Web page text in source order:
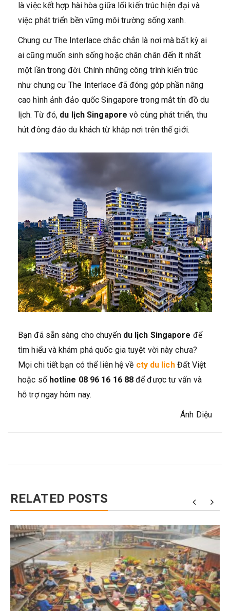
là việc kết hợp hài hòa giữa lối kiến trúc hiện đại và
việc phát triển bền vững môi trường sống xanh.
Chung cư The Interlace chắc chắn là nơi mà bất kỳ ai
ai cũng muốn sinh sống hoặc chân chân đến ít nhất
một lần trong đời. Chính những công trình kiến trúc
như chung cư The Interlace đã đóng góp phần nâng
cao hình ảnh đảo quốc Singapore trong mắt tín đồ du
lịch. Từ đó, du lịch Singapore vô cùng phát triển, thu
hút đông đảo du khách từ khắp nơi trên thế giới.
Bạn đã sẵn sàng cho chuyến du lịch Singapore để
tìm hiểu và khám phá quốc gia tuyệt vời này chưa?
Mọi chi tiết bạn có thể liên hệ về cty du lichĐất Việt
hoặc số hotline 08 96 16 16 88 để được tư vấn và
hỗ trợ ngay hôm nay.
Ánh Diệu
RELATED POSTS